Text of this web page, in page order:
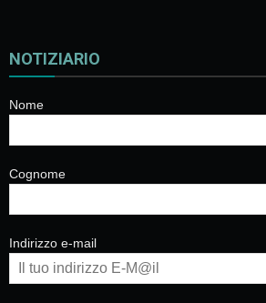
NOTIZIARIO
Nome
Cognome
Indirizzo e-mail